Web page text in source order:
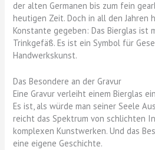
der alten Germanen bis zum fein
heutigen Zeit. Doch in all den Jahren
Konstante gegeben: Das Bierglas ist
Trinkgefäß. Es ist ein Symbol für
Handwerkskunst.
Das Besondere an der Gravur
Eine Gravur verleiht einem Bierglas
Es ist, als würde man seiner Seele
reicht das Spektrum von schlichten
komplexen Kunstwerken. Und das
eine eigene Geschichte.